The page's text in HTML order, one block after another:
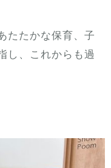
たたかな保育、子
し、これからも過